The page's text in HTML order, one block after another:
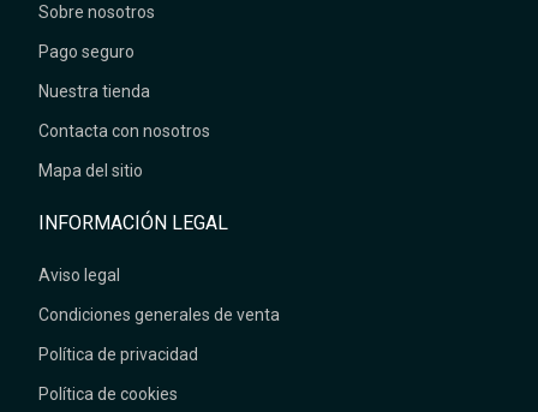
Sobre nosotros
Pago seguro
Nuestra tienda
Contacta con nosotros
Mapa del sitio
INFORMACIÓN LEGAL
Aviso legal
Condiciones generales de venta
Política de privacidad
Política de cookies